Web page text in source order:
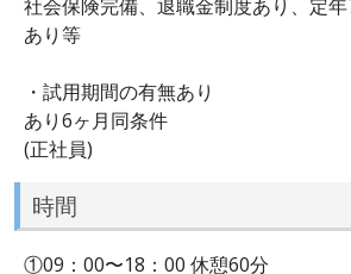
社会保険完備、退職金制度あり、定
あり等
・試用期間の有無あり
あり6ヶ月同条件
(正社員)
時間
①09：00〜18：00 休憩60分